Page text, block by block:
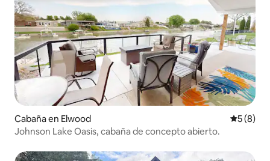
Cabaña en Elwood
5 (8)
Johnson Lake Oasis, cabaña de concepto abierto.